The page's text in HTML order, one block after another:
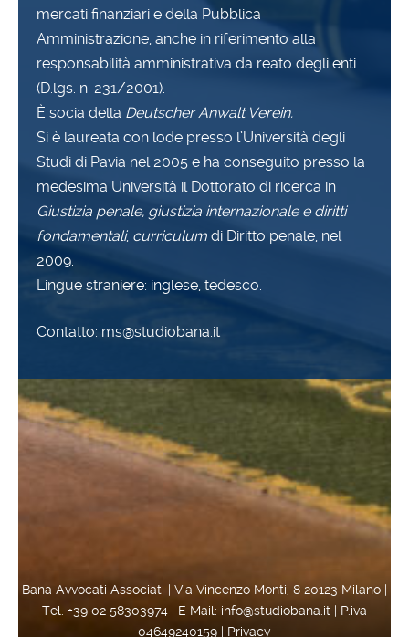
mercati finanziari e della Pubblica
Amministrazione, anche in riferimento alla
responsabilità amministrativa da reato degli enti
(D.lgs. n. 231/2001).
È socia della Deutscher Anwalt Verein.
Si è laureata con lode presso l’Università degli
Studi di Pavia nel 2005 e ha conseguito presso la
medesima Università il Dottorato di ricerca in
Giustizia penale, giustizia internazionale e diritti
fondamentali, curriculumdi Diritto penale, nel
2009.
Lingue straniere: inglese, tedesco.
Contatto: ms@studiobana.it
Bana Avvocati Associati | Via Vincenzo Monti, 8 20123 Milano |
Tel. +39 02 58303974 | E Mail: info@studiobana.it | P.iva
04649240159 | Privacy